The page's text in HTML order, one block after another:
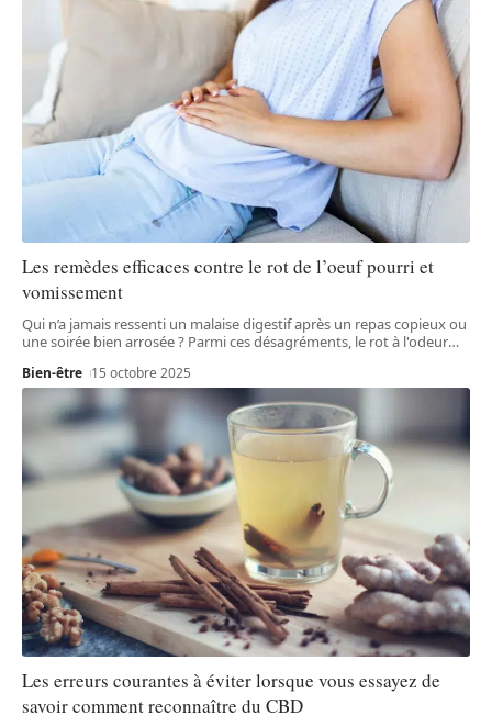
Les remèdes efficaces contre le rot de l’oeuf pourri et
vomissement
Qui n’a jamais ressenti un malaise digestif après un repas copieux ou
une soirée bien arrosée ? Parmi ces désagréments, le rot à l'odeur…
Bien-être 15 octobre 2025
Les erreurs courantes à éviter lorsque vous essayez de
savoir comment reconnaître du CBD